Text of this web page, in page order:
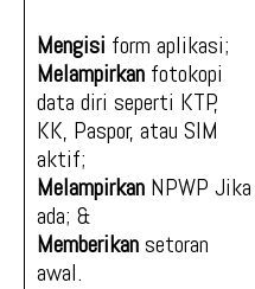
Mengisi form aplikasi;
Melampirkan fotokopi
data diri seperti KTP,
KK, Paspor, atau SIM
aktif;
Melampirkan NPWP Jika
ada; &
Memberikansetoran
awal.